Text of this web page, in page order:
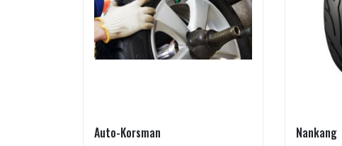
Auto-Korsman Nankang